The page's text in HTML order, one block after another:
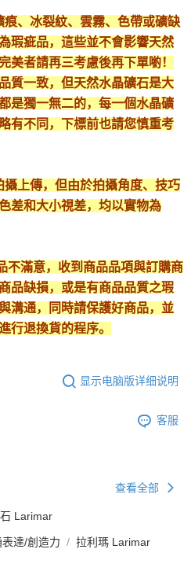
、冰裂紋、雲霧、色帶或礦缺
瑕疵品，這些並不會影響天然
美者請再三考慮後再下單喲！
質一致，但天然水晶礦石是大
是獨一無二的，每一個水晶礦
有不同，下標前也請您慎重考
上傳，但由於拍攝角度、技巧
差和大小視差，均以實物為
不滿意，收到商品品項與訂購商
品缺損，或是有商品品質之瑕
溝通，同時請保護好商品，並
行退換貨的程序。
显示电脑版详细说明
客服
查看全部
Larimar
達/創造力 拉利瑪 Larimar